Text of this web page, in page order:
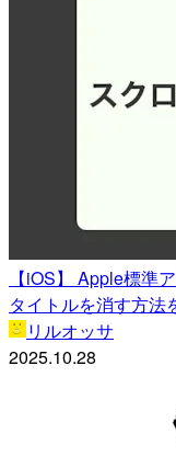
【iOS】 Apple標準
タイトルを消す方法
リルオッサ
2025.10.28